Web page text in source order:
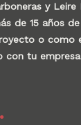
y Leire
de 15 años
o como
con tu